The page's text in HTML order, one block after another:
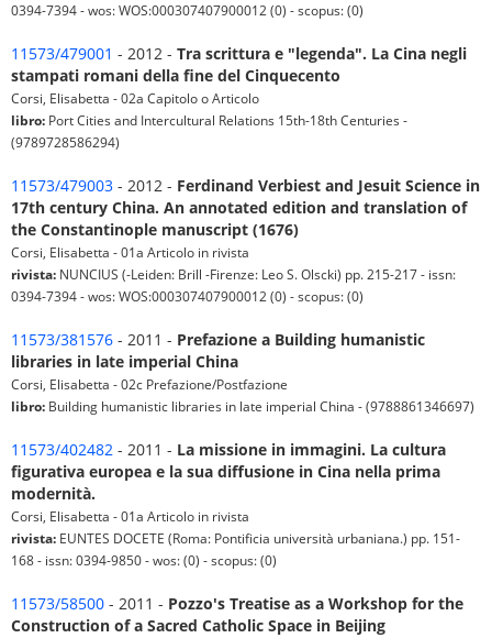
0394-7394 - wos: WOS:000307407900012 (0) - scopus: (0)
11573/479001 - 2012 - Tra scrittura e "legenda". La Cina negli
stampati romani della fine del Cinquecento
Corsi, Elisabetta - 02a Capitolo o Articolo
libro: Port Cities and Intercultural Relations 15th-18th Centuries -
(9789728586294)
11573/479003 - 2012 - Ferdinand Verbiest and Jesuit Science in
17th century China. An annotated edition and translation of
the Constantinople manuscript (1676)
Corsi, Elisabetta - 01a Articolo in rivista
rivista: NUNCIUS (-Leiden: Brill -Firenze: Leo S. Olscki) pp. 215-217 - issn:
0394-7394 - wos: WOS:000307407900012 (0) - scopus: (0)
11573/381576 - 2011 - Prefazione a Building humanistic
libraries in late imperial China
Corsi, Elisabetta - 02c Prefazione/Postfazione
libro: Building humanistic libraries in late imperial China - (9788861346697)
11573/402482 - 2011 - La missione in immagini. La cultura
figurativa europea e la sua diffusione in Cina nella prima
modernità.
Corsi, Elisabetta - 01a Articolo in rivista
rivista: EUNTES DOCETE (Roma: Pontificia università urbaniana.) pp. 151-
168 - issn: 0394-9850 - wos: (0) - scopus: (0)
11573/58500 - 2011 - Pozzo's Treatise as a Workshop for the
Construction of a Sacred Catholic Space in Beijing